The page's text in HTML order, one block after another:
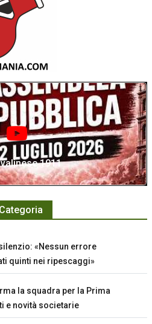
1911
«Nessun errore
quinti nei ripescaggi»
la squadra per la Prima
e novità societarie